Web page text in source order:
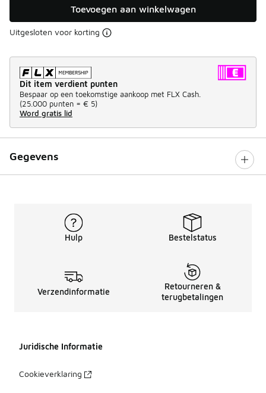
Toevoegen aan winkelwagen
Uitgesloten voor korting
Dit item verdient punten
Bespaar op een toekomstige aankoop met FLX Cash.
(25.000 punten = € 5)
Word gratis lid
Gegevens
Hulp Bestelstatus
Verzendinformatie
Retourneren &
terugbetalingen
Juridische Informatie
Cookieverklaring